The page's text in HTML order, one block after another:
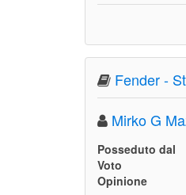
Fender -
Mirko G
Posseduto dal
Voto
Opinione